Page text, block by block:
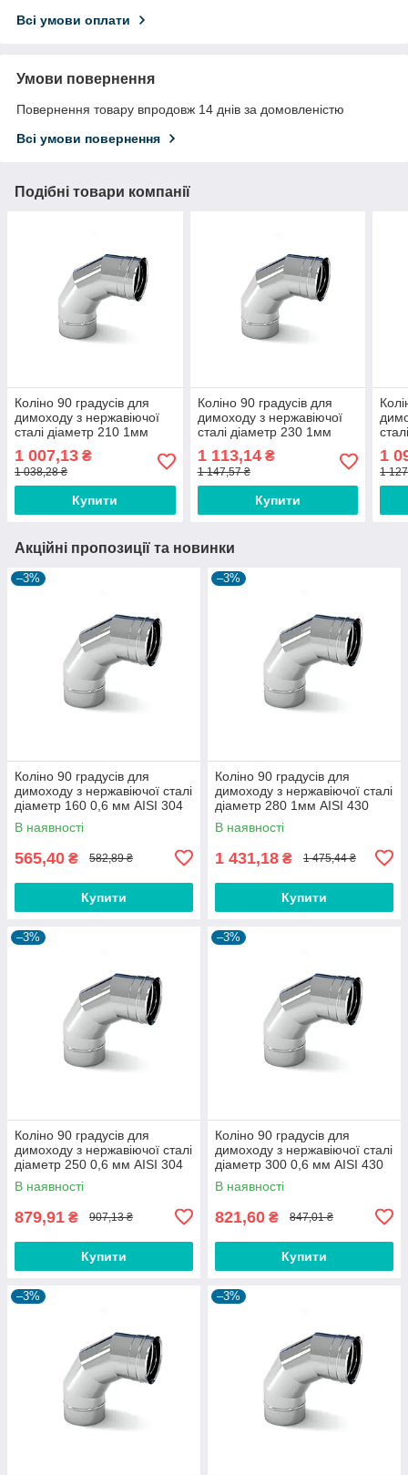
Всі умови оплати
Умови повернення
Повернення товару впродовж 14 днів за домовленістю
Всі умови повернення
Подібні товари компанії
Коліно 90 градусів для
димоходу з нержавіючої
сталі діаметр 210 1мм
1 007,13 ₴
1 038,28 ₴
Купити
Коліно 90 градусів для
димоходу з нержавіючої
сталі діаметр 230 1мм
1 113,14₴
1 147,57 ₴
Купити
1
1
Акційні пропозиції та новинки
–3%
Коліно 90 градусів для
димоходу з нержавіючої сталі
діаметр 160 0,6 мм AISI 304
В наявності
565,40 ₴ 582,89 ₴
Купити
–3%
Коліно 90 градусів для
димоходу з нержавіючої сталі
діаметр 280 1мм AISI 430
В наявності
1 431,18 ₴ 1 475,44 ₴
Купити
–3%
Коліно 90 градусів для
димоходу з нержавіючої сталі
діаметр 250 0,6 мм AISI 304
В наявності
879,91 ₴ 907,13 ₴
Купити
–3%
Коліно 90 градусів для
димоходу з нержавіючої сталі
діаметр 300 0,6 мм AISI 430
В наявності
821,60 ₴ 847,01 ₴
Купити
–3% –3%